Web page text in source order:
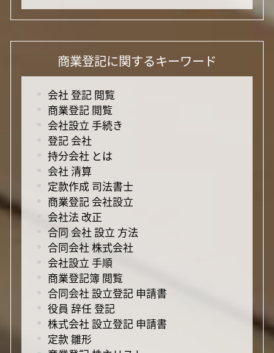
商業登記に関するキーワード
会社 登記 閲覧
商業登記 閲覧
会社設立 手続き
登記 会社
持分会社 とは
会社 清算
定款作成 司法書士
商業登記 会社設立
会社法 改正
合同 会社 設立 方法
合同会社 株式会社
会社設立 手順
商業登記簿 閲覧
合同会社 設立登記 申請書
役員 辞任 登記
株式会社 設立登記 申請書
定款 雛形